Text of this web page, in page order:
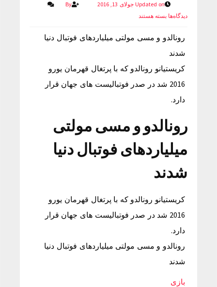
Updated on جولای 13, 2016
By
دیدگاه‌هابسته هستند
رونالدو و مسی مولتی میلیاردهای فوتبال دنیا
شدند
کریستیانو رونالدو که با پرتغال قهرمان یورو
2016 شد در صدر فوتبالیست های جهان قرار
دارد.
رونالدو و مسی مولتی
میلیاردهای فوتبال دنیا
شدند
کریستیانو رونالدو که با پرتغال قهرمان یورو
2016 شد در صدر فوتبالیست های جهان قرار
دارد.
رونالدو و مسی مولتی میلیاردهای فوتبال دنیا
شدند
بازی